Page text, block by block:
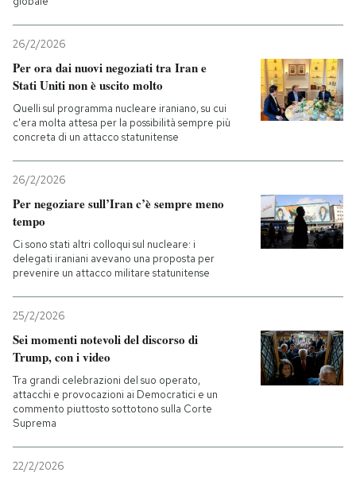
26/2/2026
Per ora dai nuovi negoziati tra Iran e
Stati Uniti non è uscito molto
Quelli sul programma nucleare iraniano, su cui
c'era molta attesa per la possibilità sempre più
concreta di un attacco statunitense
26/2/2026
Per negoziare sull’Iran c’è sempre meno
tempo
Ci sono stati altri colloqui sul nucleare: i
delegati iraniani avevano una proposta per
prevenire un attacco militare statunitense
25/2/2026
Sei momenti notevoli del discorso di
Trump, con i video
Tra grandi celebrazioni del suo operato,
attacchi e provocazioni ai Democratici e un
commento piuttosto sottotono sulla Corte
Suprema
22/2/2026